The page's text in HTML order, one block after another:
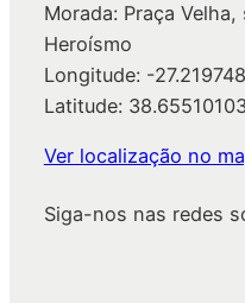
Morada: Praça
Heroísmo
Longitude: -
Latitude:
Ver localização no
Siga-nos nas redes